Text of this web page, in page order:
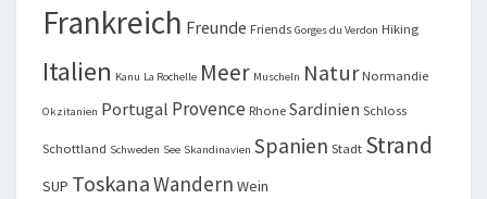
Frankreich Freunde Friends Gorges du Verdon Hiking
Italien Kanu La Rochelle Meer Muscheln Natur Normandie
Okzitanien Portugal Provence Rhone Sardinien Schloss
Schottland Schweden See Skandinavien Spanien Stadt Strand
SUP ToskanaWandern Wein